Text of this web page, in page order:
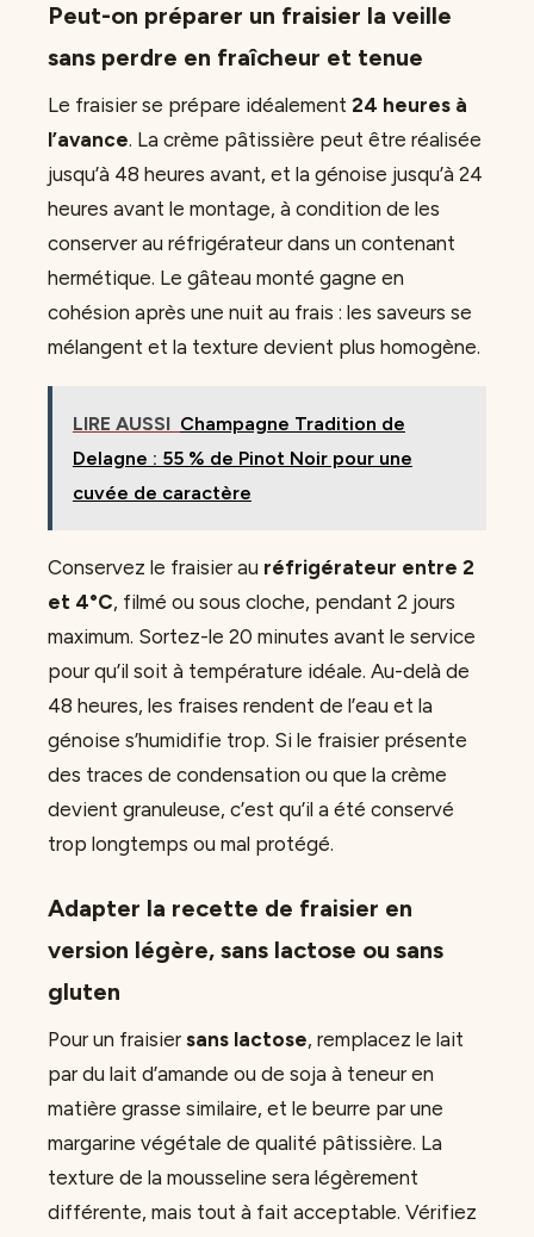
Peut-on préparer un fraisier la veille
sans perdre en fraîcheur et tenue
Le fraisier se prépare idéalement 24 heures à
l’avance. La crème pâtissière peut être réalisée
jusqu’à 48 heures avant, et la génoise jusqu’à 24
heures avant le montage, à condition de les
conserver au réfrigérateur dans un contenant
hermétique. Le gâteau monté gagne en
cohésion après une nuit au frais : les saveurs se
mélangent et la texture devient plus homogène.
LIRE AUSSI Champagne Tradition de
Delagne : 55 % de Pinot Noir pour une
cuvée de caractère
Conservez le fraisier au réfrigérateur entre 2
et 4°C, filmé ou sous cloche, pendant 2 jours
maximum. Sortez-le 20 minutes avant le service
pour qu’il soit à température idéale. Au-delà de
48 heures, les fraises rendent de l’eau et la
génoise s’humidifie trop. Si le fraisier présente
des traces de condensation ou que la crème
devient granuleuse, c’est qu’il a été conservé
trop longtemps ou mal protégé.
Adapter la recette de fraisier en
version légère, sans lactose ou sans
gluten
Pour un fraisier sans lactose, remplacez le lait
par du lait d’amande ou de soja à teneur en
matière grasse similaire, et le beurre par une
margarine végétale de qualité pâtissière. La
texture de la mousseline sera légèrement
différente, mais tout à fait acceptable. Vérifiez